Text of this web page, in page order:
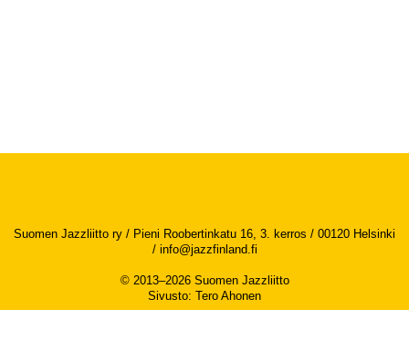
Suomen Jazzliitto ry / Pieni Roobertinkatu 16, 3. kerros / 00120 Helsinki
/ info@jazzfinland.fi
© 2013–2026 Suomen Jazzliitto
Sivusto: Tero Ahonen